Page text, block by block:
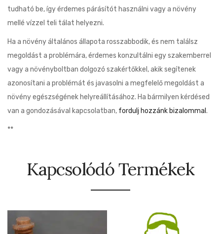
tudható be, így érdemes párásítót használni vagy a növény
mellé vízzel teli tálat helyezni.
Ha a növény általános állapota rosszabbodik, és nem találsz
megoldást a problémára, érdemes konzultálni egy szakemberrel
vagy a növényboltban dolgozó szakértőkkel, akik segítenek
azonosítani a problémát és javasolni a megfelelő megoldást a
növény egészségének helyreállításához. Ha bármilyen kérdésed
van a gondozásával kapcsolatban, fordulj hozzánk bizalommal .
**
Kapcsolódó Termékek